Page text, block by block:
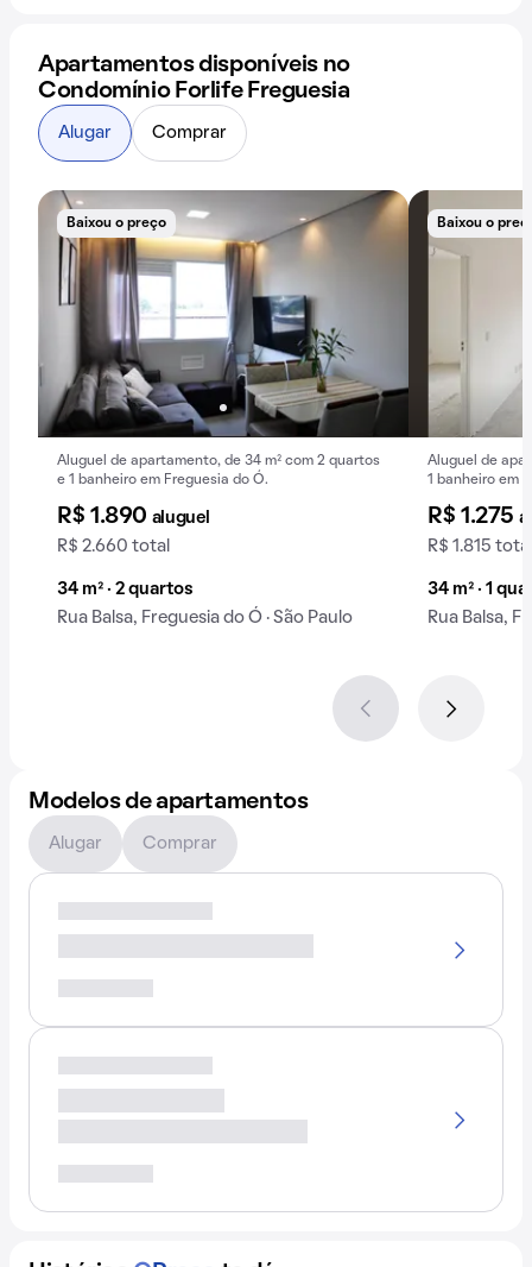
Apartamentos disponíveis no
Condomínio Forlife Freguesia
Baixou o preço
Aluguel de apartamento, de 34 m² com 2 quartos
e 1 banheiro em Freguesia do Ó.
R$ 1.890 aluguel
R$ 2.660 total
34 m² · 2 quartos
Rua Balsa, Freguesia do Ó · São Paulo
Baixou o
Aluguel de
1 banheiro em
R$ 1.275
R$ 1.815 total
34 m² · 1
Rua Balsa,
Alugar Comprar
Modelos de apartamentos
Alugar Comprar